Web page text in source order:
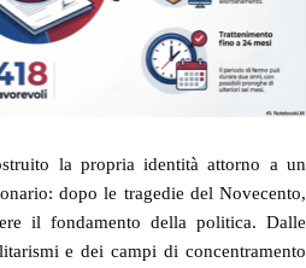
la propria identità attorno a un
dopo le tragedie del Novecento,
il fondamento della politica. Dalle
e dei campi di concentramento